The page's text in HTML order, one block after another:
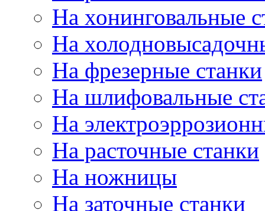
На хонинговальные
На
На фрезерные станки
На шлифовальные
На
На расточные станки
На ножницы
На заточные станки